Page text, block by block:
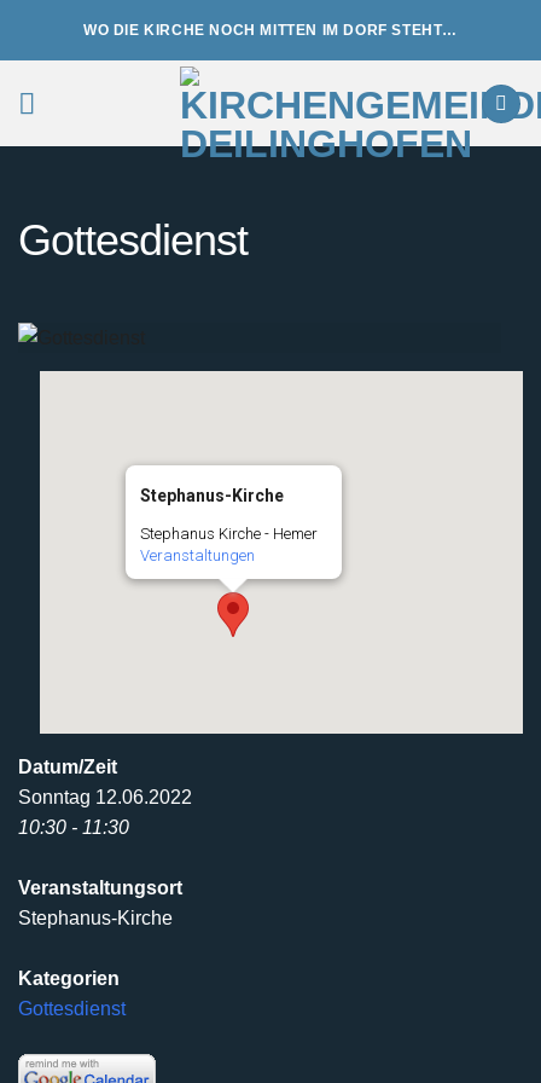
WO DIE KIRCHE NOCH MITTEN IM DORF STEHT…
Gottesdienst
Stephanus-Kirche
Stephanus Kirche - Hemer
Veranstaltungen
Datum/Zeit
Sonntag 12.06.2022
10:30 - 11:30
Veranstaltungsort
Stephanus-Kirche
Kategorien
Gottesdienst